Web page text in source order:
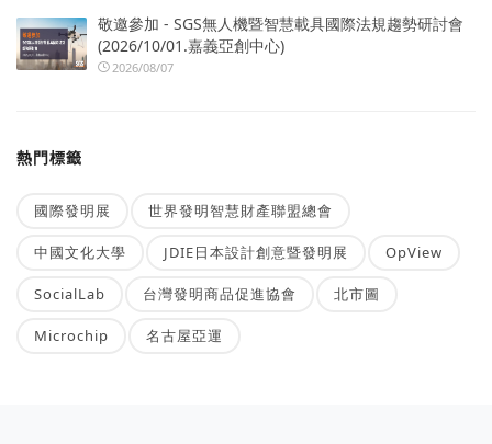
敬邀參加 - SGS無人機暨智慧載具國際法規趨勢研討會
(2026/10/01.嘉義亞創中心)
2026/08/07
熱門標籤
國際發明展 世界發明智慧財產聯盟總會
中國文化大學 JDIE日本設計創意暨發明展 OpView
SocialLab 台灣發明商品促進協會 北市圖
Microchip 名古屋亞運